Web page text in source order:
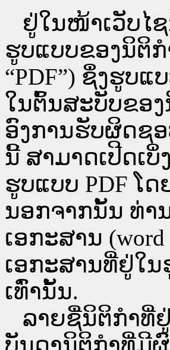
ຢູ່ໃນໜ້າ​ເວັບ​ໄ
ຮູບແບບຂອງນິຕິກໍ
“PDF”) ຊຶ່ງຮູບ
ໃນຕົ້ນສະບັບຂອ
ອົງການຮັບຜິດຊອ
ນີ້ ສາມາດເປີດເບິ່
ຮູບແບບ PDF ໂ
ນອກຈາກນັ້ນ ທ່າ
ເອກະສານ
ເອກະສານທີ່ຢູ່ໃ
ເທົ່ານັ້ນ.
ລາຍຊື່ນິຕິກຳທີ່
ບັນດານິຕິກຳທີ່ມີ